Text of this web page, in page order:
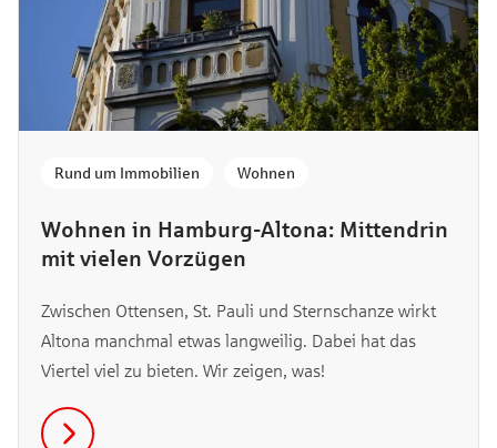
Wohnen in Hamburg-Altona: Mittendrin
mit vielen Vorzügen
Rund um Immobilien Wohnen
Zwischen Ottensen, St. Pauli und Sternschanze wirkt
Altona manchmal etwas langweilig. Dabei hat das
Viertel viel zu bieten. Wir zeigen, was!